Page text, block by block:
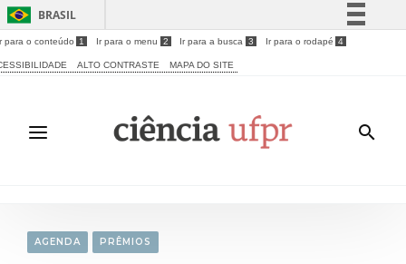
BRASIL
Simplifique!
Acesso à informação
Legislação
para o conteúdo 1 Ir para o menu 2 Ir para a busca 3 Ir para o rodapé 4
ALTO CONTRASTE MAPA DO SITE
AGENDA PRÊMIOS